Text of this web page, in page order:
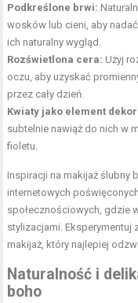
Podkreślone brwi:
wosków lub cieni, aby
ich naturalny wygląd.
Rozświetlona cera: Użyj
oczu, aby uzyskać
przez cały dzień.
Kwiaty jako element
subtelnie nawiąż do nich w
fioletu.
Inspiracji na makijaż ślubny
internetowych
społecznościowych, gdzie
stylizacjami. Eksperymentuj
makijaż, który najlepiej
Naturalność i
boho